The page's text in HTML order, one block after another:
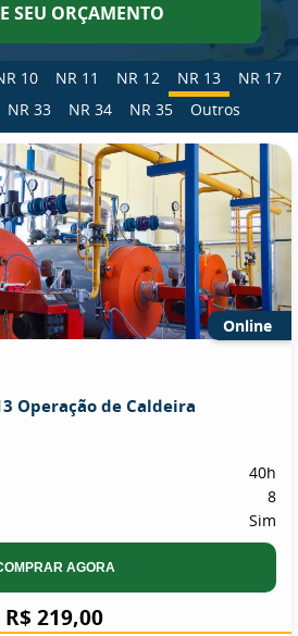
SEU ORÇAMENTO
10 NR 11 NR 12 NR 13
NR 17
NR 33 NR 34 NR 35 Outros
Online
Operação de Caldeira
40h
8
Sim
AGORA
R$ 219,00